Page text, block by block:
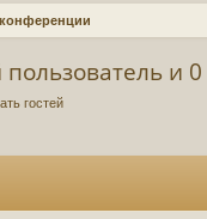
и
гостей